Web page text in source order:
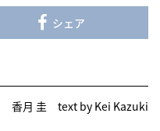
シェア
香月 圭 text by Kei Kazuki